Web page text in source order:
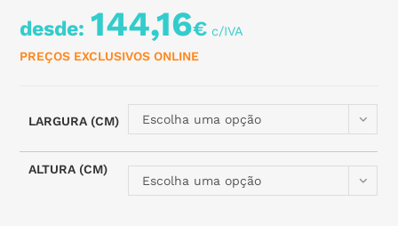
desde: 144,16€
PREÇOS EXCLUSIVOS ONLINE
LARGURA (CM) Escolha uma opção
ALTURA (CM)
Escolha uma opção